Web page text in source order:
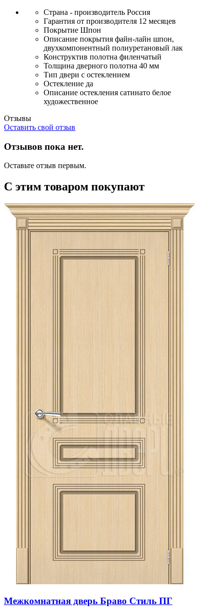
Страна - производитель Россия
Гарантия от производителя 12 месяцев
Покрытие Шпон
Описание покрытия файн-лайн шпон,
двухкомпонентный полиуретановый лак
Конструктив полотна филенчатый
Толщина дверного полотна 40 мм
Тип двери с остеклением
Остекление да
Описание остекления сатинато белое
художественное
Отзывы
Оставить свой отзыв
Отзывов пока нет.
Оставьте отзыв первым.
С этим товаром покупают
Межкомнатная дверь Браво Стиль ПГ